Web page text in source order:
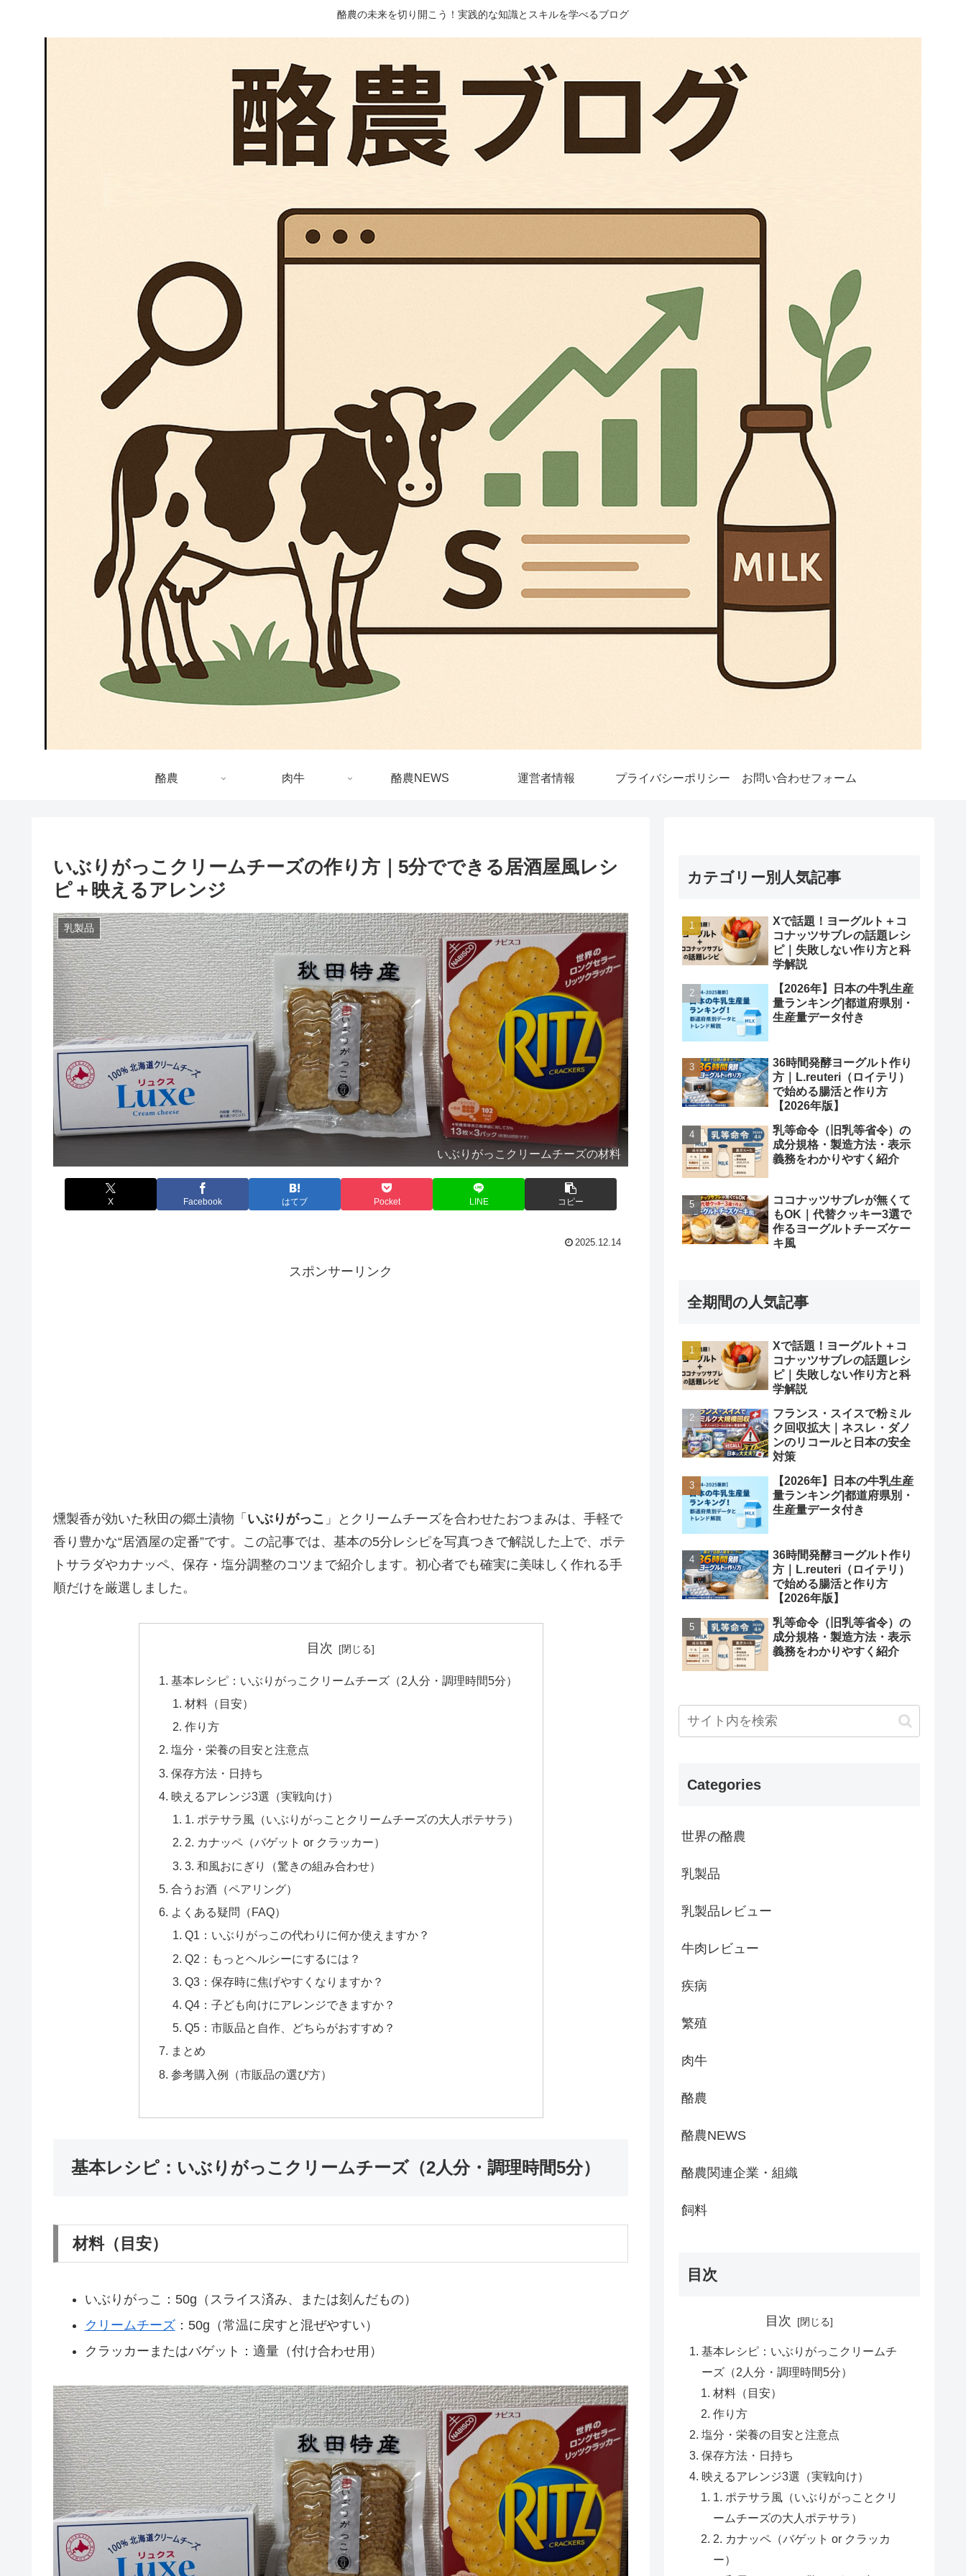
酪農の未来を切り開こう！実践的な知識とスキルを学べるブログ
酪農 肉牛 酪農NEWS 運営者情報 プライバシーポリシー お問い合わせフォーム
いぶりがっこクリームチーズの作り方｜5分でできる居酒屋風レシ
ピ＋映えるアレンジ
乳製品
いぶりがっこクリームチーズの材料
X Facebook はてブ Pocket LINE コピー
2025.12.14
スポンサーリンク
燻製香が効いた秋田の郷土漬物「 いぶりがっこ 」とクリームチーズを合わせたおつまみは、手軽で
香り豊かな“居酒屋の定番”です。この記事では、基本の5分レシピを写真つきで解説した上で、ポテ
トサラダやカナッペ、保存・塩分調整のコツまで紹介します。初心者でも確実に美味しく作れる手
順だけを厳選しました。
目次
基本レシピ：いぶりがっこクリームチーズ（2人分・調理時間5分）
材料（目安）
作り方
塩分・栄養の目安と注意点
保存方法・日持ち
映えるアレンジ3選（実戦向け）
1. ポテサラ風（いぶりがっことクリームチーズの大人ポテサラ）
2. カナッペ（バゲット or クラッカー）
3. 和風おにぎり（驚きの組み合わせ）
合うお酒（ペアリング）
よくある疑問（FAQ）
Q1：いぶりがっこの代わりに何か使えますか？
Q2：もっとヘルシーにするには？
Q3：保存時に焦げやすくなりますか？
Q4：子ども向けにアレンジできますか？
Q5：市販品と自作、どちらがおすすめ？
まとめ
参考購入例（市販品の選び方）
基本レシピ：いぶりがっこクリームチーズ（2人分・調理時間5分）
材料（目安）
いぶりがっこ：50g（スライス済み、または刻んだもの）
クリームチーズ：50g（常温に戻すと混ぜやすい）
クラッカーまたはバゲット：適量（付け合わせ用）
カテゴリー別人気記事
Xで話題！ヨーグルト＋コ
コナッツサブレの話題レシ
ピ｜失敗しない作り方と科
学解説
【2026年】日本の牛乳生産
量ランキング|都道府県別・
生産量データ付き
36時間発酵ヨーグルト作り
方｜L.reuteri（ロイテリ）
で始める腸活と作り方
【2026年版】
乳等命令（旧乳等省令）の
成分規格・製造方法・表示
義務をわかりやすく紹介
ココナッツサブレが無くて
もOK｜代替クッキー3選で
作るヨーグルトチーズケー
キ風
全期間の人気記事
Xで話題！ヨーグルト＋コ
コナッツサブレの話題レシ
ピ｜失敗しない作り方と科
学解説
フランス・スイスで粉ミル
ク回収拡大｜ネスレ・ダノ
ンのリコールと日本の安全
対策
【2026年】日本の牛乳生産
量ランキング|都道府県別・
生産量データ付き
36時間発酵ヨーグルト作り
方｜L.reuteri（ロイテリ）
で始める腸活と作り方
【2026年版】
乳等命令（旧乳等省令）の
成分規格・製造方法・表示
義務をわかりやすく紹介
Categories
世界の酪農
乳製品
乳製品レビュー
牛肉レビュー
疾病
繁殖
肉牛
酪農
酪農NEWS
酪農関連企業・組織
飼料
目次
目次
基本レシピ：いぶりがっこクリームチ
ーズ（2人分・調理時間5分）
材料（目安）
作り方
塩分・栄養の目安と注意点
保存方法・日持ち
映えるアレンジ3選（実戦向け）
1. ポテサラ風（いぶりがっことクリ
ームチーズの大人ポテサラ）
2. カナッペ（バゲット or クラッカ
ー）